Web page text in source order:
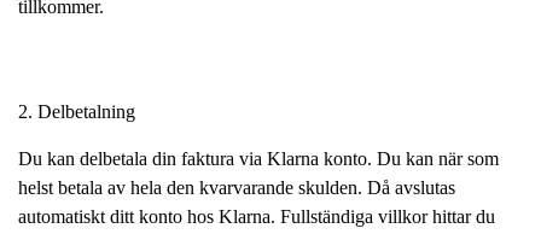
tillkommer.
2. Delbetalning
Du kan delbetala din faktura via Klarna konto. Du kan när som
helst betala av hela den kvarvarande skulden. Då avslutas
automatiskt ditt konto hos Klarna. Fullständiga villkor hittar du